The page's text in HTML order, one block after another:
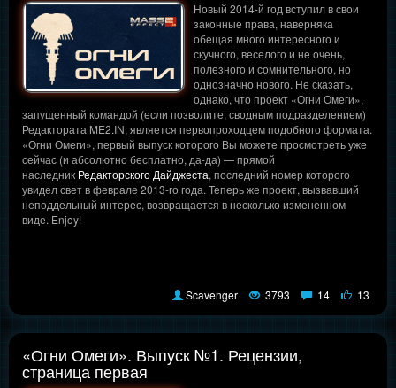
Новый 2014-й год вступил в свои
законные права, наверняка
обещая много интересного и
скучного, веселого и не очень,
полезного и сомнительного, но
однозначно нового. Не сказать,
однако, что проект «Огни Омеги»,
запущенный командой (если позволите, сводным подразделением)
Редактората ME2.IN, является первопроходцем подобного формата.
«Огни Омеги», первый выпуск которого Вы можете просмотреть уже
сейчас (и абсолютно бесплатно, да-да) — прямой
наследник Редакторского Дайджеста, последний номер которого
увидел свет в феврале 2013-го года. Теперь же проект, вызвавший
неподдельный интерес, возвращается в несколько измененном
виде. Enjoy!
Scavenger 3793 14 13
«Огни Омеги». Выпуск №1. Рецензии,
страница первая